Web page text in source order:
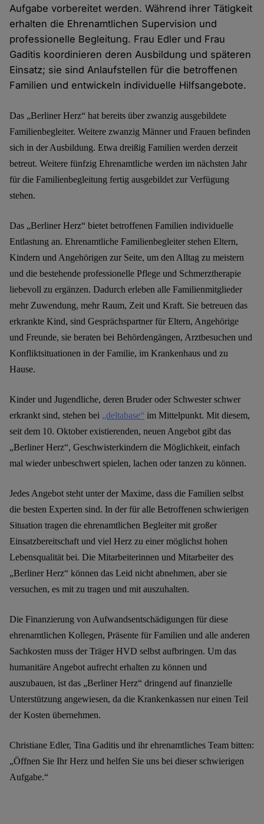
Aufgabe vorbereitet werden. Während ihrer Tätigkeit
erhalten die Ehrenamtlichen Supervision und
professionelle Begleitung. Frau Edler und Frau
Gaditis koordinieren deren Ausbildung und späteren
Einsatz; sie sind Anlaufstellen für die betroffenen
Familien und entwickeln individuelle Hilfsangebote.
Das „Berliner Herz“ hat bereits über zwanzig ausgebildete
Familienbegleiter. Weitere zwanzig Männer und Frauen befinden
sich in der Ausbildung. Etwa dreißig Familien werden derzeit
betreut. Weitere fünfzig Ehrenamtliche werden im nächsten Jahr
für die Familienbegleitung fertig ausgebildet zur Verfügung
stehen.
Das „Berliner Herz“ bietet betroffenen Familien individuelle
Entlastung an. Ehrenamtliche Familienbegleiter stehen Eltern,
Kindern und Angehörigen zur Seite, um den Alltag zu meistern
und die bestehende professionelle Pflege und Schmerztherapie
liebevoll zu ergänzen. Dadurch erleben alle Familienmitglieder
mehr Zuwendung, mehr Raum, Zeit und Kraft. Sie betreuen das
erkrankte Kind, sind Gesprächspartner für Eltern, Angehörige
und Freunde, sie beraten bei Behördengängen, Arztbesuchen und
Konfliktsituationen in der Familie, im Krankenhaus und zu
Hause.
Kinder und Jugendliche, deren Bruder oder Schwester schwer
erkrankt sind, stehen bei „deltabase“ im Mittelpunkt. Mit diesem,
seit dem 10. Oktober existierenden, neuen Angebot gibt das
„Berliner Herz“, Geschwisterkindern die Möglichkeit, einfach
mal wieder unbeschwert spielen, lachen oder tanzen zu können.
Jedes Angebot steht unter der Maxime, dass die Familien selbst
die besten Experten sind. In der für alle Betroffenen schwierigen
Situation tragen die ehrenamtlichen Begleiter mit großer
Einsatzbereitschaft und viel Herz zu einer möglichst hohen
Lebensqualität bei. Die Mitarbeiterinnen und Mitarbeiter des
„Berliner Herz“ können das Leid nicht abnehmen, aber sie
versuchen, es mit zu tragen und mit auszuhalten.
Die Finanzierung von Aufwandsentschädigungen für diese
ehrenamtlichen Kollegen, Präsente für Familien und alle anderen
Sachkosten muss der Träger HVD selbst aufbringen. Um das
humanitäre Angebot aufrecht erhalten zu können und
auszubauen, ist das „Berliner Herz“ dringend auf finanzielle
Unterstützung angewiesen, da die Krankenkassen nur einen Teil
der Kosten übernehmen.
Christiane Edler, Tina Gaditis und ihr ehrenamtliches Team bitten:
„Öffnen Sie Ihr Herz und helfen Sie uns bei dieser schwierigen
Aufgabe.“